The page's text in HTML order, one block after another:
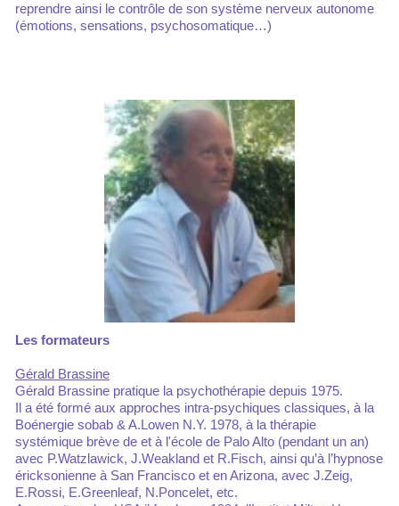
reprendre ainsi le contrôle de son système nerveux autonome
(émotions, sensations, psychosomatique…)
Les formateurs
Gérald Brassine
Gérald Brassine pratique la psychothérapie depuis 1975.
Il a été formé aux approches intra-psychiques classiques, à la
Boénergie sobab & A.Lowen N.Y. 1978, à la thérapie
systémique brève de et à l'école de Palo Alto (pendant un an)
avec P.Watzlawick, J.Weakland et R.Fisch, ainsi qu’à l’hypnose
éricksonienne à San Francisco et en Arizona, avec J.Zeig,
E.Rossi, E.Greenleaf, N.Poncelet, etc.